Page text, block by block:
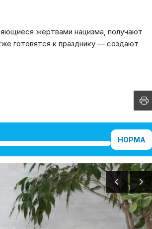
жертвами нацизма, получают
готовятся к празднику — создают
НОРМА